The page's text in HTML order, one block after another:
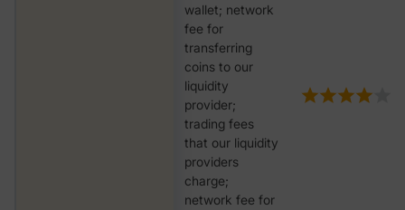
wallet; network
fee for
transferring
coins to our
liquidity
provider;
trading fees
that our liquidity
providers
charge;
network fee for